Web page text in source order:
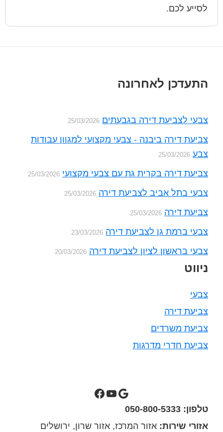
לסייע לכם.
Footer
התעדכן לאחרונה
צבעי לצביעת דירה בגבעתים 25/03/2026
צביעת דירה ביבנה - צבעי מקצועי למגוון עבודות
צבע 25/03/2026
צביעת דירה בקרית גת עם צבעי מקצועי 25/03/2026
צבעי בתל אביב לצביעת דירה 25/03/2026
צביעת דירה 25/03/2026
צבעי ברמת גן לצביעת דירה 23/03/2026
צבעי בראשון לציון לצביעת דירה 20/03/2026
ניווט
צבעי
צביעת דירה
צביעת משרדים
צביעת חדרי מדרגות
סילבס צבעים בגוגל מפות
ערוץ יוטיוב של סילבס צבעיםסילבס צבעים בפייסבוק
טלפון: 050-800-5333
אזורי שירות: אזור המרכז, אזור שרון, ירושלים